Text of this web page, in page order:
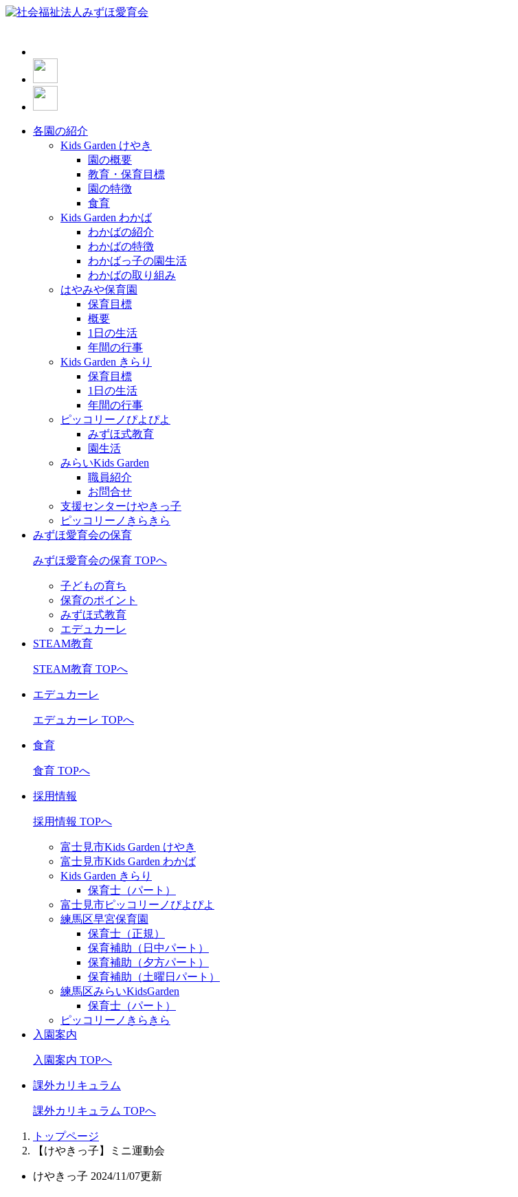
各園の紹介
Kids Garden けやき
園の概要
教育・保育目標
園の特徴
食育
Kids Garden わかば
わかばの紹介
わかばの特徴
わかばっ子の園生活
わかばの取り組み
はやみや保育園
保育目標
概要
1日の生活
年間の行事
Kids Garden きらり
保育目標
1日の生活
年間の行事
ピッコリーノぴよぴよ
みずほ式教育
園生活
みらいKids Garden
職員紹介
お問合せ
支援センターけやきっ子
ピッコリーノきらきら
みずほ愛育会の保育
みずほ愛育会の保育 TOPへ
子どもの育ち
保育のポイント
みずほ式教育
エデュカーレ
STEAM教育
STEAM教育 TOPへ
エデュカーレ
エデュカーレ TOPへ
食育
食育 TOPへ
採用情報
採用情報 TOPへ
富士見市Kids Garden けやき
富士見市Kids Garden わかば
Kids Garden きらり
保育士（パート）
富士見市ピッコリーノぴよぴよ
練馬区早宮保育園
保育士（正規）
保育補助（日中パート）
保育補助（夕方パート）
保育補助（土曜日パート）
練馬区みらいKidsGarden
保育士（パート）
ピッコリーノきらきら
入園案内
入園案内 TOPへ
課外カリキュラム
課外カリキュラム TOPへ
トップページ
【けやきっ子】ミニ運動会
けやきっ子 2024/11/07更新